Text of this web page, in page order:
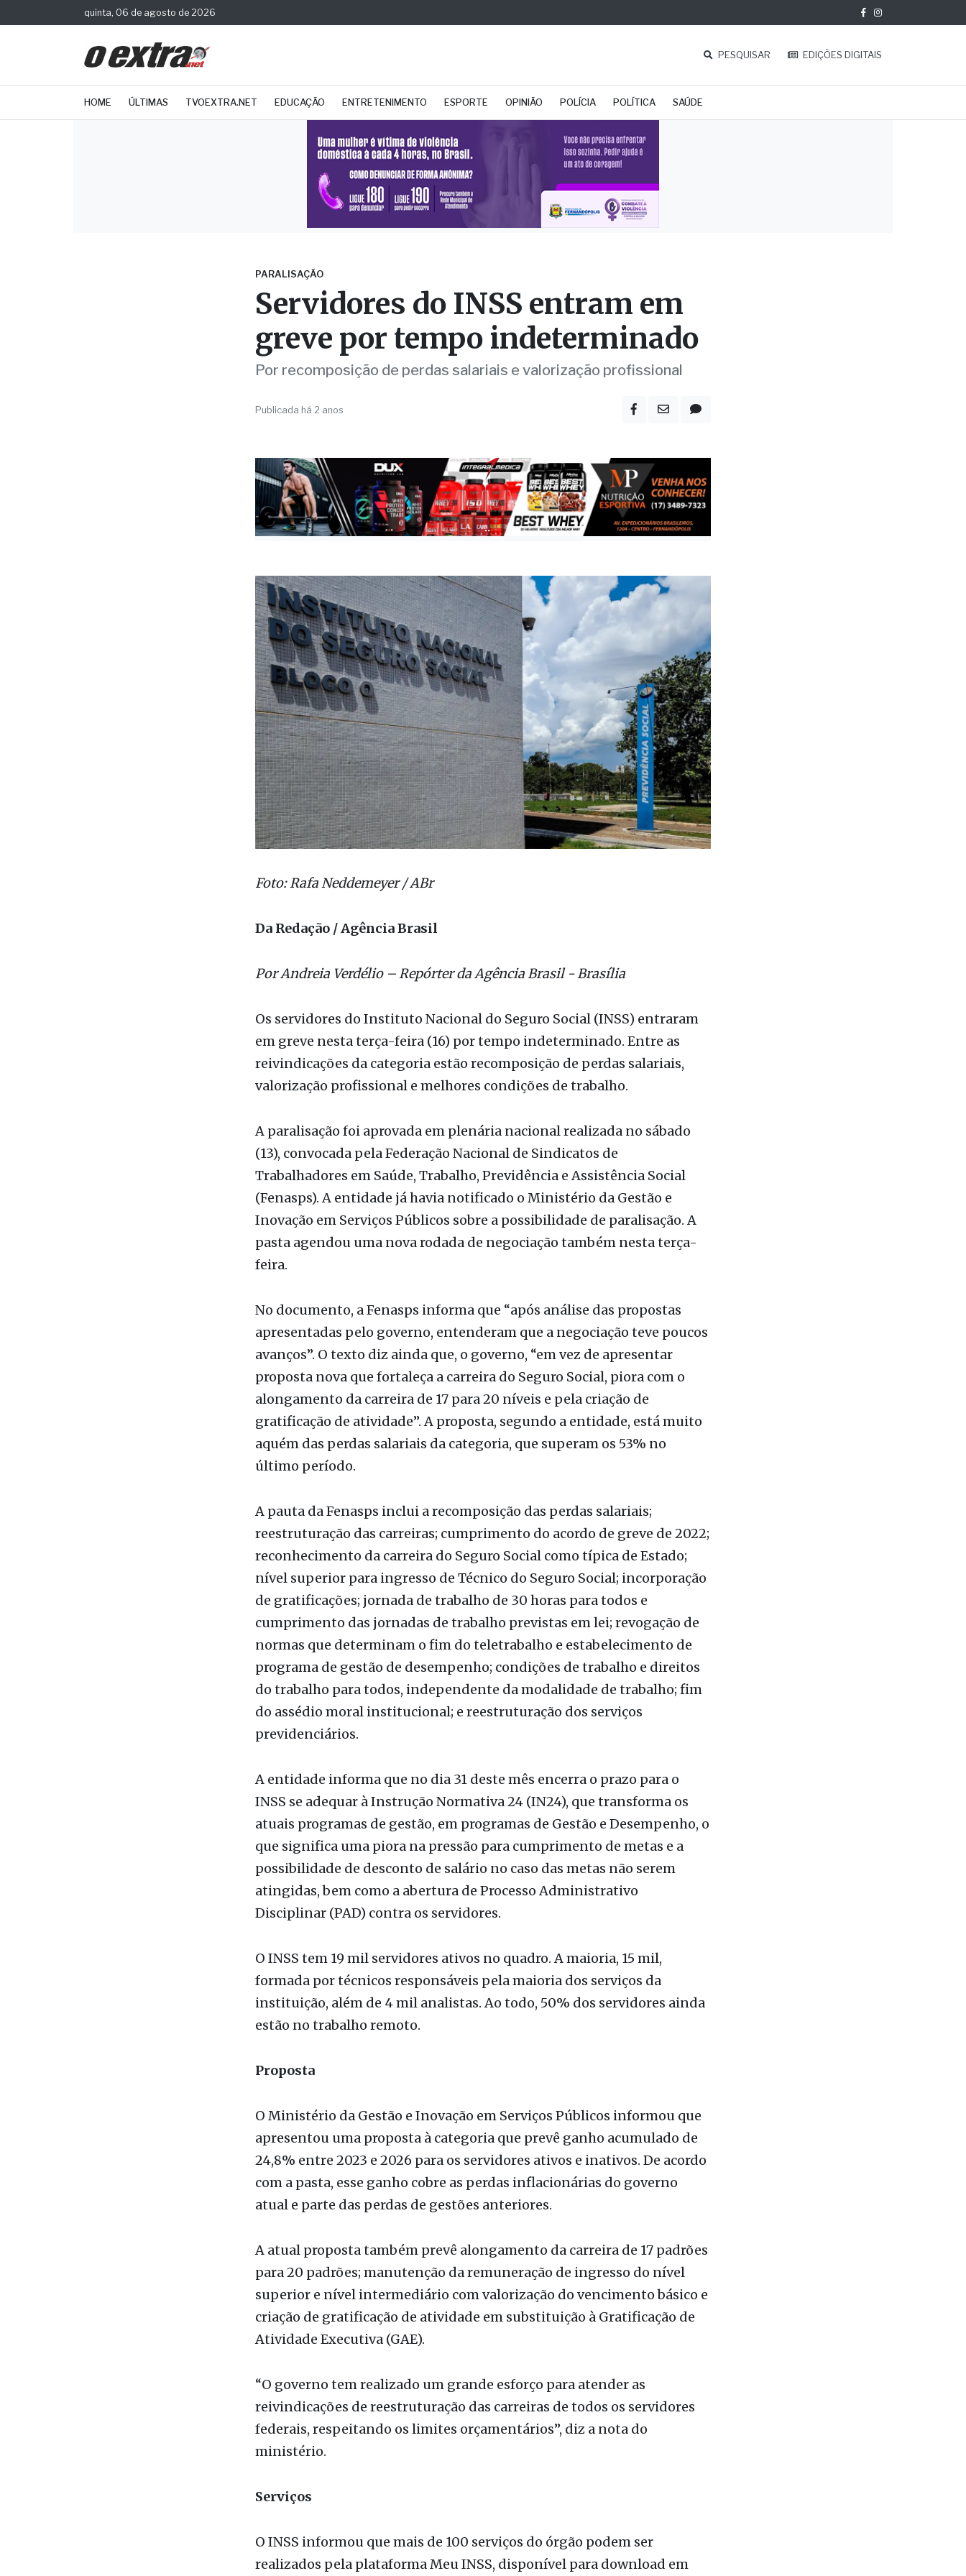
quinta, 06 de agosto de 2026
PESQUISAR EDIÇÕES DIGITAIS
HOME ÚLTIMAS TVOEXTRA.NET EDUCAÇÃO ENTRETENIMENTO ESPORTE OPINIÃO POLÍCIA POLÍTICA SAÚDE
Servidores do INSS entram em
greve por tempo indeterminado
Por recomposição de perdas salariais e valorização profissional
Publicada há 2 anos
Foto: Rafa Neddemeyer / ABr
Da Redação / Agência Brasil
Por Andreia Verdélio – Repórter da Agência Brasil - Brasília
Os servidores do Instituto Nacional do Seguro Social (INSS) entraram
em greve nesta terça-feira (16) por tempo indeterminado. Entre as
valorização profissional e melhores condições de trabalho.
A paralisação foi aprovada em plenária nacional realizada no sábado
(13), convocada pela Federação Nacional de Sindicatos de
Trabalhadores em Saúde, Trabalho, Previdência e Assistência Social
(Fenasps). A entidade já havia notificado o Ministério da Gestão e
Inovação em Serviços Públicos sobre a possibilidade de paralisação. A
feira.
No documento, a Fenasps informa que “após análise das propostas
apresentadas pelo governo, entenderam que a negociação teve poucos
avanços”. O texto diz ainda que, o governo, “em vez de apresentar
proposta nova que fortaleça a carreira do Seguro Social, piora com o
alongamento da carreira de 17 para 20 níveis e pela criação de
gratificação de atividade”. A proposta, segundo a entidade, está muito
último período.
A pauta da Fenasps inclui a recomposição das perdas salariais;
reestruturação das carreiras; cumprimento do acordo de greve de 2022;
reconhecimento da carreira do Seguro Social como típica de Estado;
nível superior para ingresso de Técnico do Seguro Social; incorporação
de gratificações; jornada de trabalho de 30 horas para todos e
cumprimento das jornadas de trabalho previstas em lei; revogação de
normas que determinam o fim do teletrabalho e estabelecimento de
programa de gestão de desempenho; condições de trabalho e direitos
do trabalho para todos, independente da modalidade de trabalho; fim
previdenciários.
A entidade informa que no dia 31 deste mês encerra o prazo para o
INSS se adequar à Instrução Normativa 24 (IN24), que transforma os
atuais programas de gestão, em programas de Gestão e Desempenho, o
que significa uma piora na pressão para cumprimento de metas e a
possibilidade de desconto de salário no caso das metas não serem
Disciplinar (PAD) contra os servidores.
O INSS tem 19 mil servidores ativos no quadro. A maioria, 15 mil,
formada por técnicos responsáveis pela maioria dos serviços da
estão no trabalho remoto.
Proposta
O Ministério da Gestão e Inovação em Serviços Públicos informou que
apresentou uma proposta à categoria que prevê ganho acumulado de
24,8% entre 2023 e 2026 para os servidores ativos e inativos. De acordo
atual e parte das perdas de gestões anteriores.
A atual proposta também prevê alongamento da carreira de 17 padrões
para 20 padrões; manutenção da remuneração de ingresso do nível
superior e nível intermediário com valorização do vencimento básico e
Atividade Executiva (GAE).
“O governo tem realizado um grande esforço para atender as
reivindicações de reestruturação das carreiras de todos os servidores
ministério.
Serviços